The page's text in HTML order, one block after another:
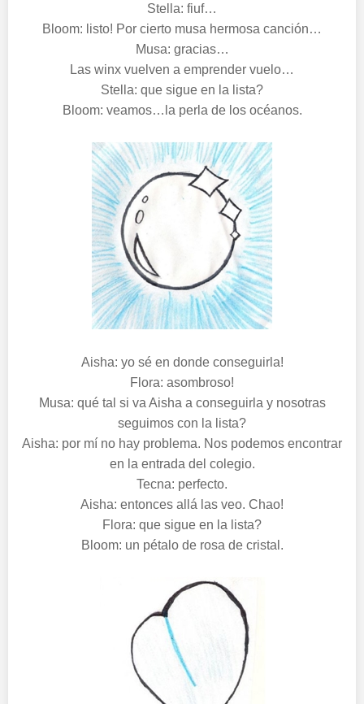
Stella: fiuf…
Bloom: listo! Por cierto musa hermosa canción…
Musa: gracias…
Las winx vuelven a emprender vuelo…
Stella: que sigue en la lista?
Bloom: veamos…la perla de los océanos.
Aisha: yo sé en donde conseguirla!
Flora: asombroso!
Musa: qué tal si va Aisha a conseguirla y nosotras
seguimos con la lista?
Aisha: por mí no hay problema. Nos podemos encontrar
en la entrada del colegio.
Tecna: perfecto.
Aisha: entonces allá las veo. Chao!
Flora: que sigue en la lista?
Bloom: un pétalo de rosa de cristal.